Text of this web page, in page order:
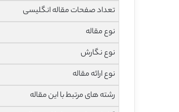
تعداد صفحات مقاله انگلیسی
نوع مقاله
نوع نگارش
نوع ارائه مقاله
رشته های مرتبط با این مقاله